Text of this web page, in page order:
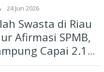
. 24 Jun 2026
Swasta di Riau
Afirmasi SPMB,
Capai 2.179